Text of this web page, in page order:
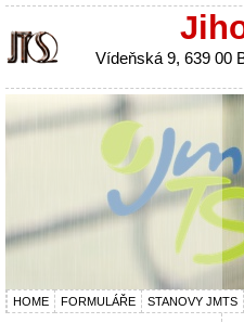
Vídeňská 9, 639 00
HOME FORMULÁŘE STANOVY JMTS